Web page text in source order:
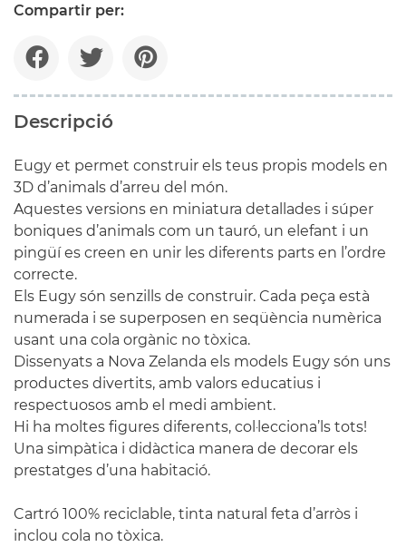
Compartir per:
Descripció
Eugy et permet construir els teus propis models en
3D d’animals d’arreu del món.
Aquestes versions en miniatura detallades i súper
boniques d’animals com un tauró, un elefant i un
pingüí es creen en unir les diferents parts en l’ordre
correcte.
Els Eugy són senzills de construir. Cada peça està
numerada i se superposen en seqüència numèrica
usant una cola orgànic no tòxica.
Dissenyats a Nova Zelanda els models Eugy són uns
productes divertits, amb valors educatius i
respectuosos amb el medi ambient.
Hi ha moltes figures diferents, col·lecciona’ls tots!
Una simpàtica i didàctica manera de decorar els
prestatges d’una habitació.
Cartró 100% reciclable, tinta natural feta d’arròs i
inclou cola no tòxica.